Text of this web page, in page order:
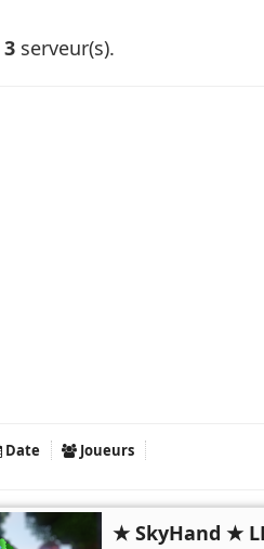
3serveur(s).
Date Joueurs
★ SkyHand ★